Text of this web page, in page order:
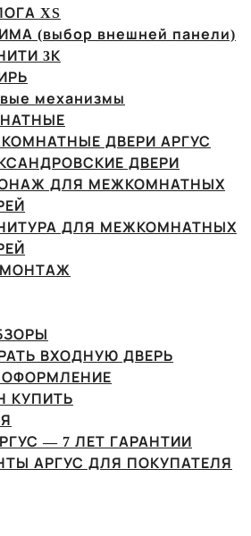
XS
(выбор внешней панели)
3К
механизмы
ДВЕРИ АРГУС
ДВЕРИ
ДЛЯ МЕЖКОМНАТНЫХ
ДЛЯ МЕЖКОМНАТНЫХ
ВХОДНУЮ ДВЕРЬ
ОФОРМЛЕНИЕ
КУПИТЬ
— 7 ЛЕТ ГАРАНТИИ
АРГУС ДЛЯ ПОКУПАТЕЛЯ